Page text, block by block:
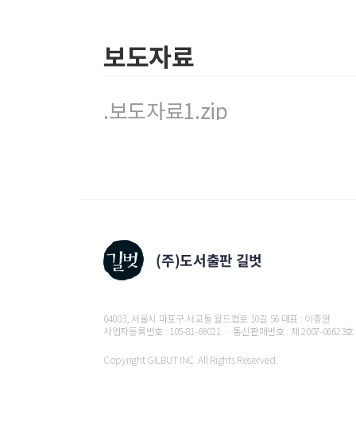
보도자료
.보도자료1.zip
04003, 서울시 마포구 서교동 월드컵로 10길 56 대표 : 이종원
사업자등록번호 : 105-81-69021 ㆍ 통신판매번호 : 제 2007-06623호
Copyright GILBUT INC. All Rights Reserved.